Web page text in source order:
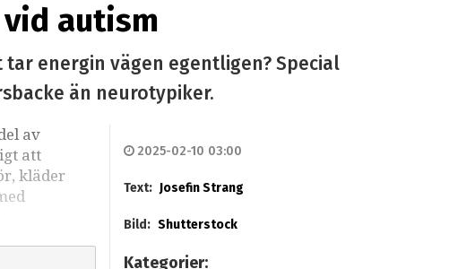
autism
energin vägen egentligen? Special
än neurotypiker.
av
att
kläder
2025-02-10 03:00
Text: Josefin Strang
Bild: Shutterstock
Kategorier: